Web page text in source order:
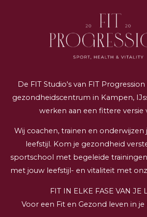
De FIT Studio's van FIT
gezondheidscentrum in Kampen,
werken aan een fittere versie
Wij coachen, trainen en onderwijzen
leefstijl. Kom je gezondheid
sportschool met begeleide
met jouw leefstijl- en vitaliteit met
FIT IN ELKE FASE VAN JE
Voor een Fit en Gezond leven in je